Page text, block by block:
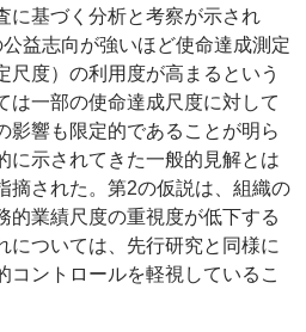
に基づく分析と考察が示され
益志向が強いほど使命達成測定
尺度）の利用度が高まるという
は一部の使命達成尺度に対して
影響も限定的であることが明ら
に示されてきた一般的見解とは
摘された。第2の仮説は、組織の
的業績尺度の重視度が低下する
については、先行研究と同様に
コントロールを軽視しているこ